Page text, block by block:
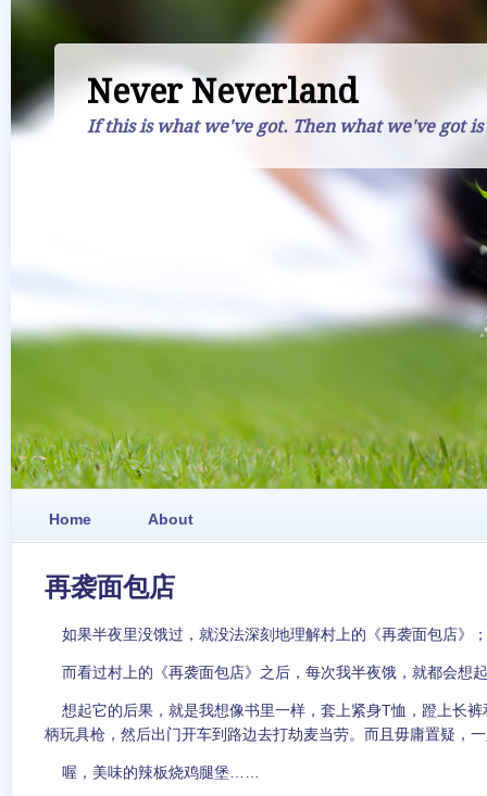
Never Neverland
If this is what we've got. Then what we've got is
Home About
再袭面包店
如果半夜里没饿过，就没法深刻地理解村上的《再袭面包店》；
而看过村上的《再袭面包店》之后，每次我半夜饿，就都会想
想起它的后果，就是我想像书里一样，套上紧身T恤，蹬上长裤
柄玩具枪，然后出门开车到路边去打劫麦当劳。而且毋庸置疑，
喔，美味的辣板烧鸡腿堡……